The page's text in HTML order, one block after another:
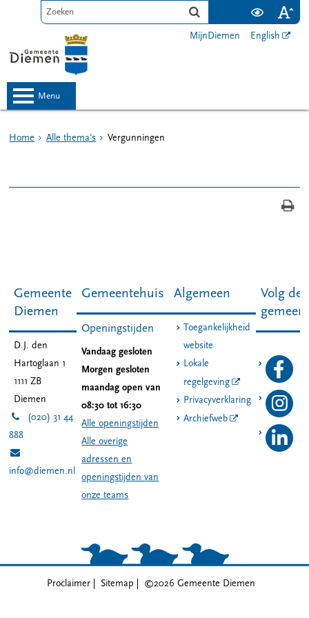
MijnDiemen English
menu
Home Alle thema's Vergunningen
Gemeente
Diemen
D.J. den
Hartoglaan 1
1111 ZB
Diemen
(020) 31 44
888
info@diemen.nl
Gemeentehuis
Openingstijden
Vandaag gesloten
Morgen gesloten
maandag open van
08:30 tot 16:30
Alle openingstijden
Alle overige
adressen en
openingstijden van
onze teams
Algemeen
Toegankelijkheid
website
Lokale
regelgeving
Privacyverklaring
Archiefweb
Volg de
Proclaimer Sitemap ©2026 Gemeente Diemen